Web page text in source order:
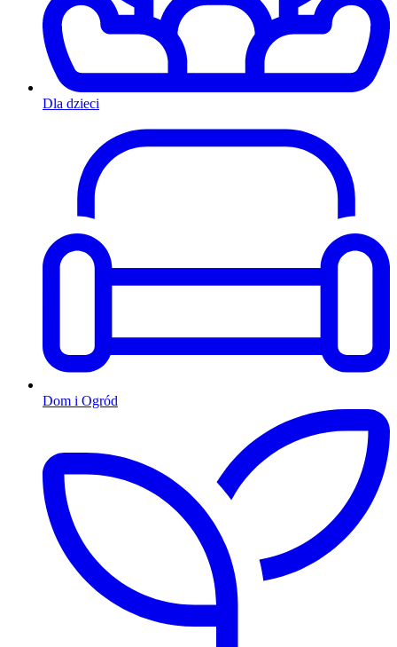
Dla dzieci
Dom i Ogród